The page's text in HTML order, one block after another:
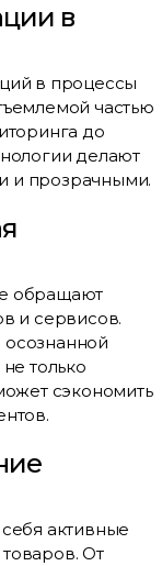
в
в процессы
частью
до
делают
и прозрачными.
обращают
и сервисов.
только
сэкономить
активные
От